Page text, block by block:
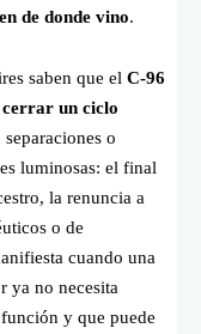
de donde vino.
saben que el C-96
cerrar un ciclo
o
luminosas: el final
la renuncia a
o de
cuando una
ya no necesita
y que puede